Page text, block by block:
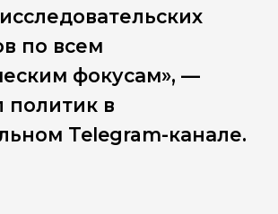
по всем
фокусам», —
политик в
Telegram-канале.